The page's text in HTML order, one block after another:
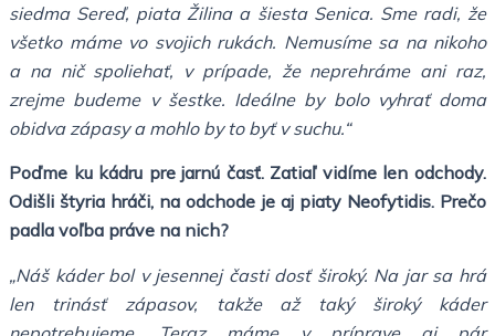
siedma Sereď, piata Žilina a šiesta Senica. Sme radi, že
všetko máme vo svojich rukách. Nemusíme sa na nikoho
a na nič spoliehať, v prípade, že neprehráme ani raz,
zrejme budeme v šestke. Ideálne by bolo vyhrať doma
obidva zápasy a mohlo by to byť v suchu.“
Poďme ku kádru pre jarnú časť. Zatiaľ vidíme len odchody.
Odišli štyria hráči, na odchode je aj piaty Neofytidis. Prečo
padla voľba práve na nich?
„Náš káder bol v jesennej časti dosť široký. Na jar sa hrá
len trinásť zápasov, takže až taký široký káder